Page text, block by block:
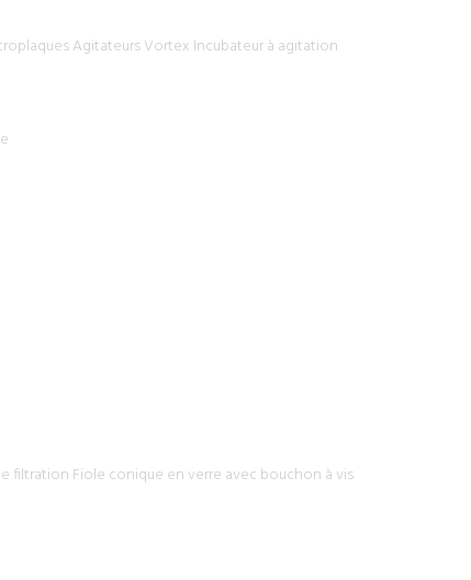
Agitateurs Vortex Incubateur à agitation
filtration Fiole conique en verre avec bouchon à vis